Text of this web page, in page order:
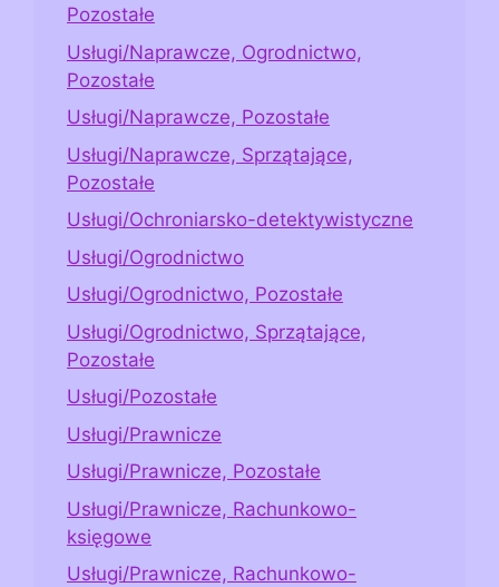
Pozostałe
Usługi/Naprawcze, Ogrodnictwo,
Pozostałe
Usługi/Naprawcze, Pozostałe
Usługi/Naprawcze, Sprzątające,
Pozostałe
Usługi/Ochroniarsko-detektywistyczne
Usługi/Ogrodnictwo
Usługi/Ogrodnictwo, Pozostałe
Usługi/Ogrodnictwo, Sprzątające,
Pozostałe
Usługi/Pozostałe
Usługi/Prawnicze
Usługi/Prawnicze, Pozostałe
Usługi/Prawnicze, Rachunkowo-
księgowe
Usługi/Prawnicze, Rachunkowo-